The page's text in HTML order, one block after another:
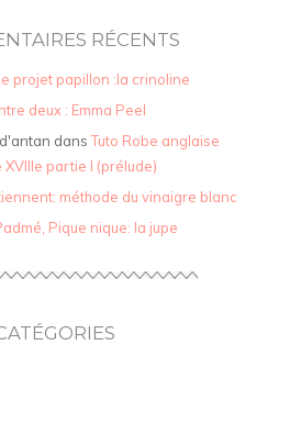
RÉCENTS
projet papillon :la crinoline
deux : Emma Peel
dansTuto Robe anglaise
partie I (prélude)
méthode du vinaigre blanc
Pique nique: la jupe